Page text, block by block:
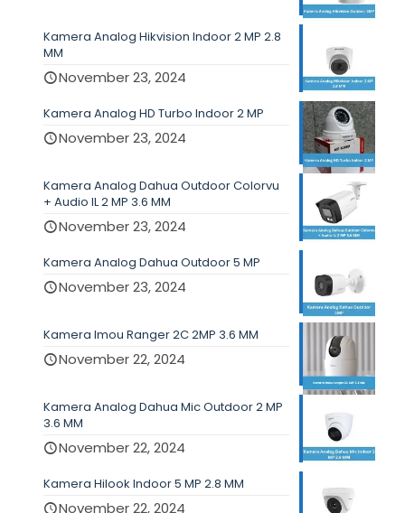
Kamera Analog Hikvision Indoor 2 MP 2.8
MM
November 23, 2024
Kamera Analog HD Turbo Indoor 2 MP
November 23, 2024
Kamera Analog Dahua Outdoor Colorvu
+ Audio IL 2 MP 3.6 MM
November 23, 2024
Kamera Analog Dahua Outdoor 5 MP
November 23, 2024
Kamera Imou Ranger 2C 2MP 3.6 MM
November 22, 2024
Kamera Analog Dahua Mic Outdoor 2 MP
3.6 MM
November 22, 2024
Kamera Hilook Indoor 5 MP 2.8 MM
November 22, 2024